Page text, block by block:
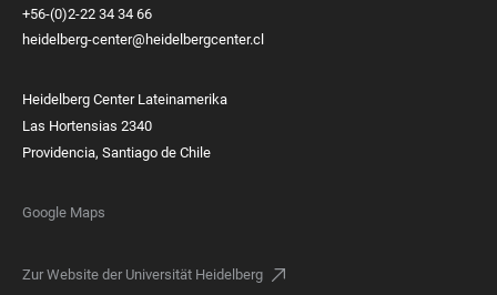
+56-(0)2-22 34 34 66
heidelberg-center@heidelbergcenter.cl
Heidelberg Center Lateinamerika
Las Hortensias 2340
Providencia, Santiago de Chile
Google Maps
Zur Website der Universität Heidelberg